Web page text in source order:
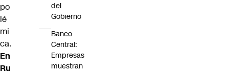
po
lé
mi
ca.
En
Ru
del
Gobierno
Banco
Central:
Empresas
muestran